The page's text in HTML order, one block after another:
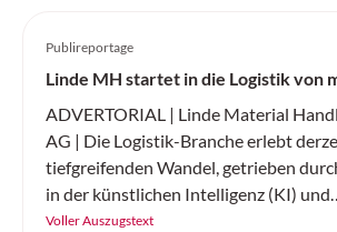
Publireportage
Linde MH startet in die Logistik von
ADVERTORIAL | Linde Material
AG | Die Logistik-Branche erlebt
tiefgreifenden Wandel, getrieben
in der künstlichen Intelligenz (KI) und
Elektromobilität. Linde Material
Voller Auszugstext